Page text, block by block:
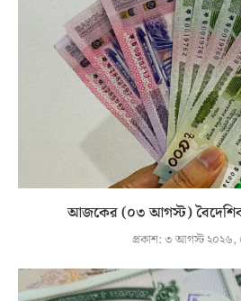
আজকের (০৩ আগস্ট) বৈদেশিক
প্রকাশ:৩ আগস্ট ২০২৬,